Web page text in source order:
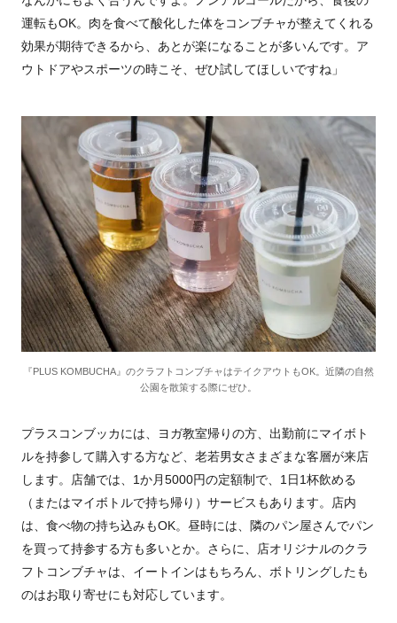
運転もOK。肉を食べて酸化した体をコンブチャが整えてくれる
効果が期待できるから、あとが楽になることが多いんです。ア
ウトドアやスポーツの時こそ、ぜひ試してほしいですね」
『PLUS KOMBUCHA』のクラフトコンブチャはテイクアウトもOK。近隣の自然
公園を散策する際にぜひ。
プラスコンブッカには、ヨガ教室帰りの方、出勤前にマイボト
ルを持参して購入する方など、老若男女さまざまな客層が来店
します。店舗では、1か月5000円の定額制で、1日1杯飲める
（またはマイボトルで持ち帰り）サービスもあります。店内
は、食べ物の持ち込みもOK。昼時には、隣のパン屋さんでパン
を買って持参する方も多いとか。さらに、店オリジナルのクラ
フトコンブチャは、イートインはもちろん、ボトリングしたも
のはお取り寄せにも対応しています。